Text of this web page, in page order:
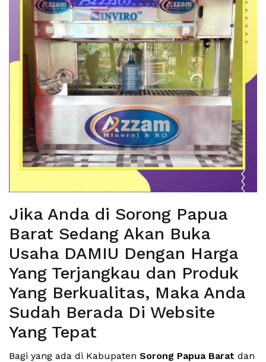
Jika Anda di Sorong Papua
Barat Sedang Akan Buka
Usaha DAMIU Dengan Harga
Yang Terjangkau dan Produk
Yang Berkualitas, Maka Anda
Sudah Berada Di Website
Yang Tepat
Bagi yang ada di Kabupaten Sorong Papua Barat dan